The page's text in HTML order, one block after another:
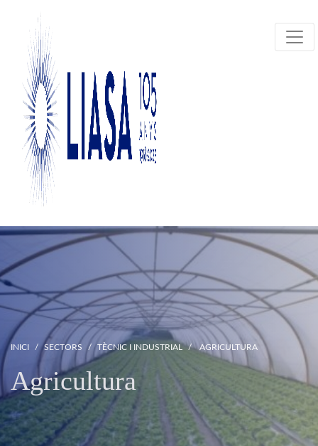
INICI SECTORS TÈCNIC I INDUSTRIAL AGRICULTURA
Agricultura